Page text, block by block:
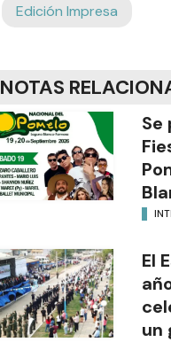
Edición Impresa
NOTAS
Se
El
un